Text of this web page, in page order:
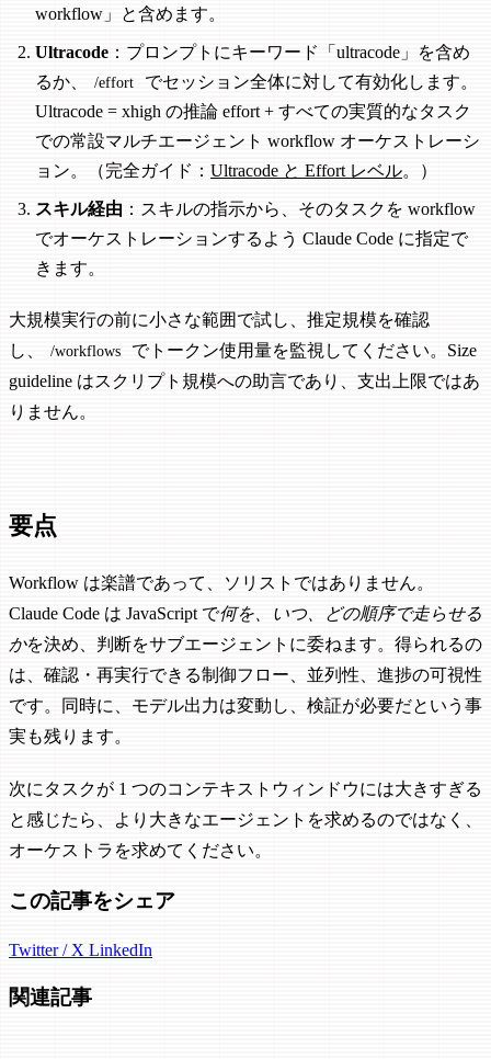
workflow」と含めます。
Ultracode ：プロンプトにキーワード「ultracode」を含め
るか、
/effort
でセッション全体に対して有効化します。
Ultracode = xhigh の推論 effort + すべての実質的なタスク
での常設マルチエージェント workflow オーケストレーシ
ョン。（完全ガイド： Ultracode と Effort レベル。）
スキル経由 ：スキルの指示から、そのタスクを workflow
でオーケストレーションするよう Claude Code に指定で
きます。
大規模実行の前に小さな範囲で試し、推定規模を確認
し、
/workflows
でトークン使用量を監視してください。Size
guideline はスクリプト規模への助言であり、支出上限ではあ
りません。
要点
Workflow は楽譜であって、ソリストではありません。
Claude Code は JavaScript で何を、いつ、どの順序で走らせる
かを決め、判断をサブエージェントに委ねます。得られるの
は、確認・再実行できる制御フロー、並列性、進捗の可視性
です。同時に、モデル出力は変動し、検証が必要だという事
実も残ります。
次にタスクが 1 つのコンテキストウィンドウには大きすぎる
と感じたら、より大きなエージェントを求めるのではなく、
オーケストラを求めてください。
この記事をシェア
Twitter / X LinkedIn
関連記事